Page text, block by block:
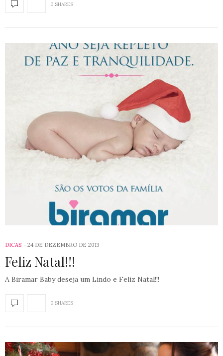
0 SHARES
DICAS 24 DE DEZEMBRO DE 2013
Feliz Natal!!!
A Biramar Baby deseja um Lindo e Feliz Natal!!!
0 SHARES